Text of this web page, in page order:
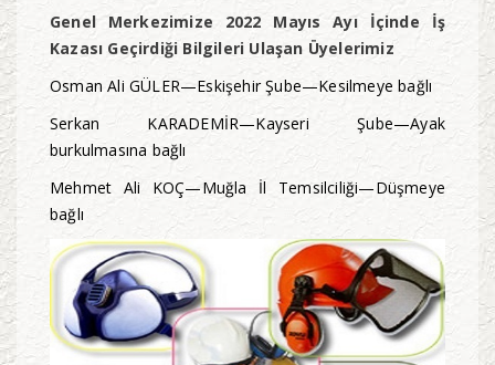
Genel Merkezimize 2022 Mayıs Ayı İçinde İş
Kazası Geçirdiği Bilgileri Ulaşan Üyelerimiz
Osman Ali GÜLER—Eskişehir Şube—Kesilmeye bağlı
Serkan KARADEMİR—Kayseri Şube—Ayak
burkulmasına bağlı
Mehmet Ali KOÇ—Muğla İl Temsilciliği—Düşmeye
bağlı